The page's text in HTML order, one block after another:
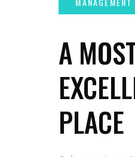
A
PLACE